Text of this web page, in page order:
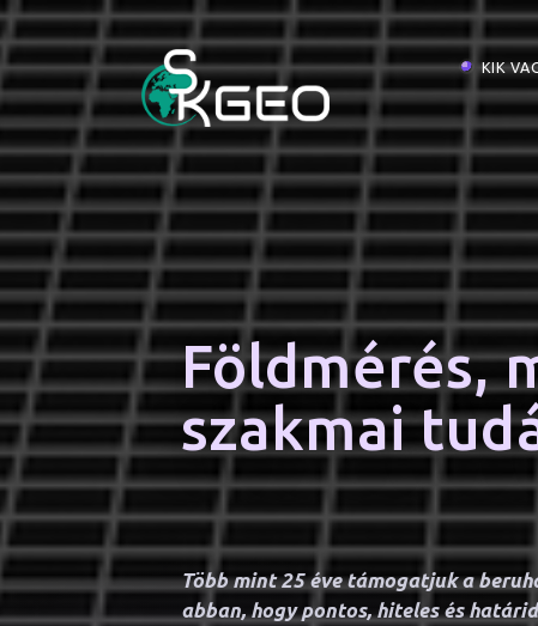
KIK
Földmérés,
szakmai
Több mint 25 éve támogatjuk a
abban, hogy pontos, hiteles és